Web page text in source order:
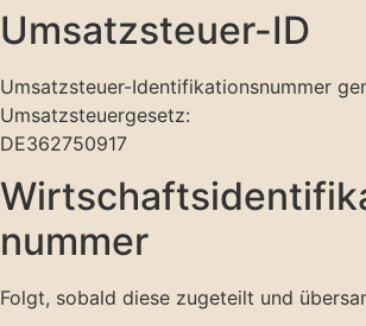
Umsatzsteuer-ID
Umsatzsteuer-Identifikationsnummer
Umsatzsteuergesetz:
DE362750917
nummer
Folgt, sobald diese zugeteilt und